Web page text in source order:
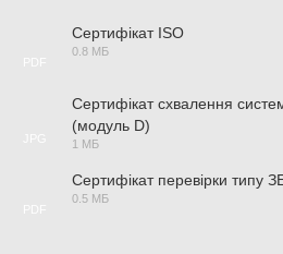
Сертифікат ISO
0.8 МБ
Сертифікат схвалення
(модуль D)
1 МБ
Сертифікат перевірки типу
0.5 МБ